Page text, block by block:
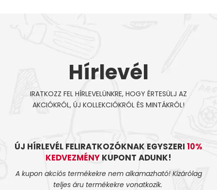
Hírlevél
IRATKOZZ FEL HÍRLEVELÜNKRE, HOGY ÉRTESÜLJ AZ
AKCIÓKRÓL, ÚJ KOLLEKCIÓKRÓL ÉS MINTÁKRÓL!
ÚJ HÍRLEVÉL FELIRATKOZÓKNAK EGYSZERI 10%
KEDVEZMÉNY KUPONT ADUNK!
A kupon akciós termékekre nem alkamazható! Kizárólag
teljes áru termékekre vonatkozik.